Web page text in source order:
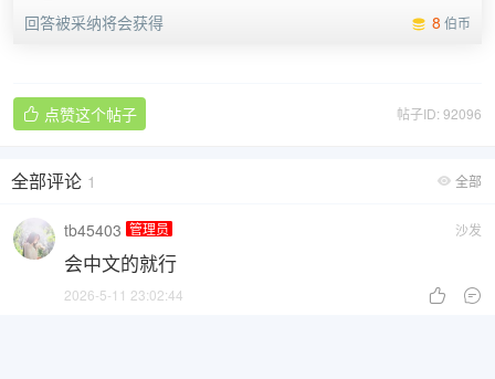
8 伯币
回答被采纳将会获得
帖子ID: 92096
 点赞这个帖子
 全部
全部评论 1
沙发
tb45403 管理员
会中文的就行
 
2026-5-11 23:02:44